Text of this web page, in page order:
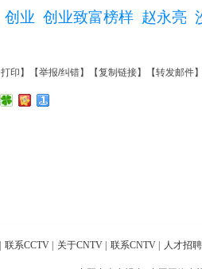
创业 创业致富榜样 赵永亮
打印 】【举报/纠错】【复制链接】【转发邮件
联系CCTV 关于CNTV 联系CNTV 人才招聘